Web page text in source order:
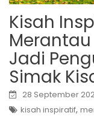
Kisah
Jadi
Simak
28 September
kisah inspiratif,